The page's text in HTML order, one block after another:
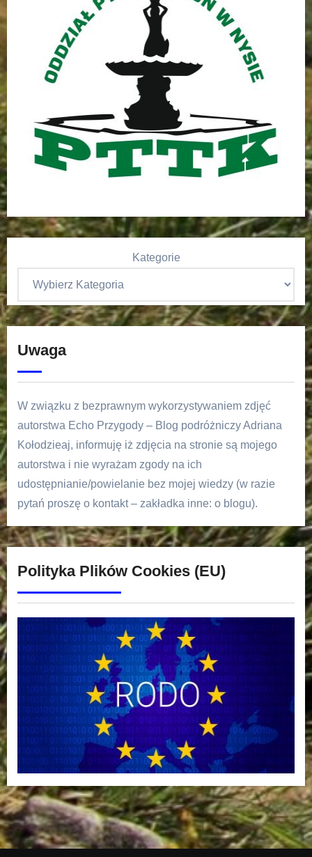
Kategorie
Uwaga
W związku z bezprawnym wykorzystywaniem zdjęć
autorstwa Echo Przygody – Blog podróżniczy Adriana
Kołodzieaj, informuję iż zdjęcia na stronie są mojego
autorstwa i nie wyrażam zgody na ich
udostępnianie/powielanie bez mojej wiedzy (w razie
pytań proszę o kontakt – zakładka inne: o blogu).
Polityka Plików Cookies (EU)